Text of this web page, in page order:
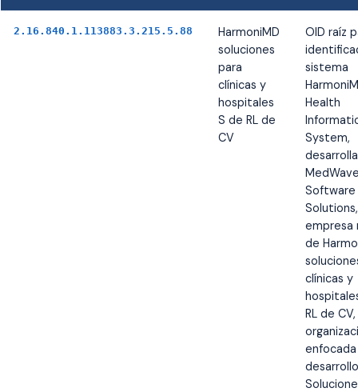
2.16.840.1.113883.3.215.5.88
HarmoniMD
soluciones
para
clínicas y
hospitales
S de RL de
CV
OID raíz
sistema
Health
System,
Software
empresa
de
clínicas y
RL de